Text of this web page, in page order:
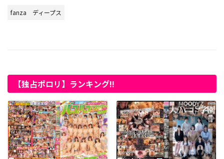
fanza ディープス
【独占ポロリ】ランキング!!